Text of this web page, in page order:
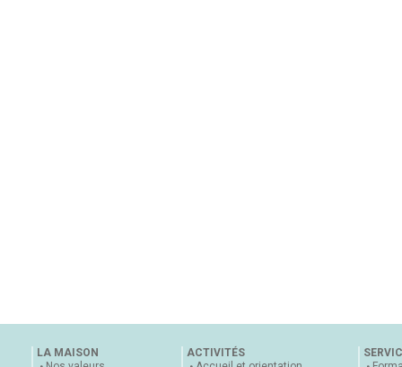
LA MAISON
ACTIVITÉS